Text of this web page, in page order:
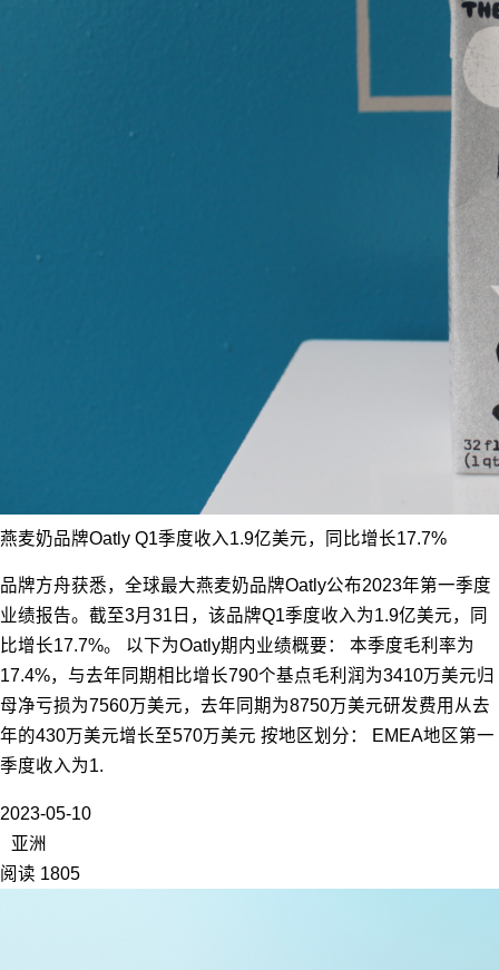
燕麦奶品牌Oatly Q1季度收入1.9亿美元，同比增长17.7%
品牌方舟获悉，全球最大燕麦奶品牌Oatly公布2023年第一季度
业绩报告。截至3月31日，该品牌Q1季度收入为1.9亿美元，同
比增长17.7%。 以下为Oatly期内业绩概要： 本季度毛利率为
17.4%，与去年同期相比增长790个基点毛利润为3410万美元归
母净亏损为7560万美元，去年同期为8750万美元研发费用从去
年的430万美元增长至570万美元 按地区划分： EMEA地区第一
季度收入为1.
2023-05-10
亚洲
阅读 1805